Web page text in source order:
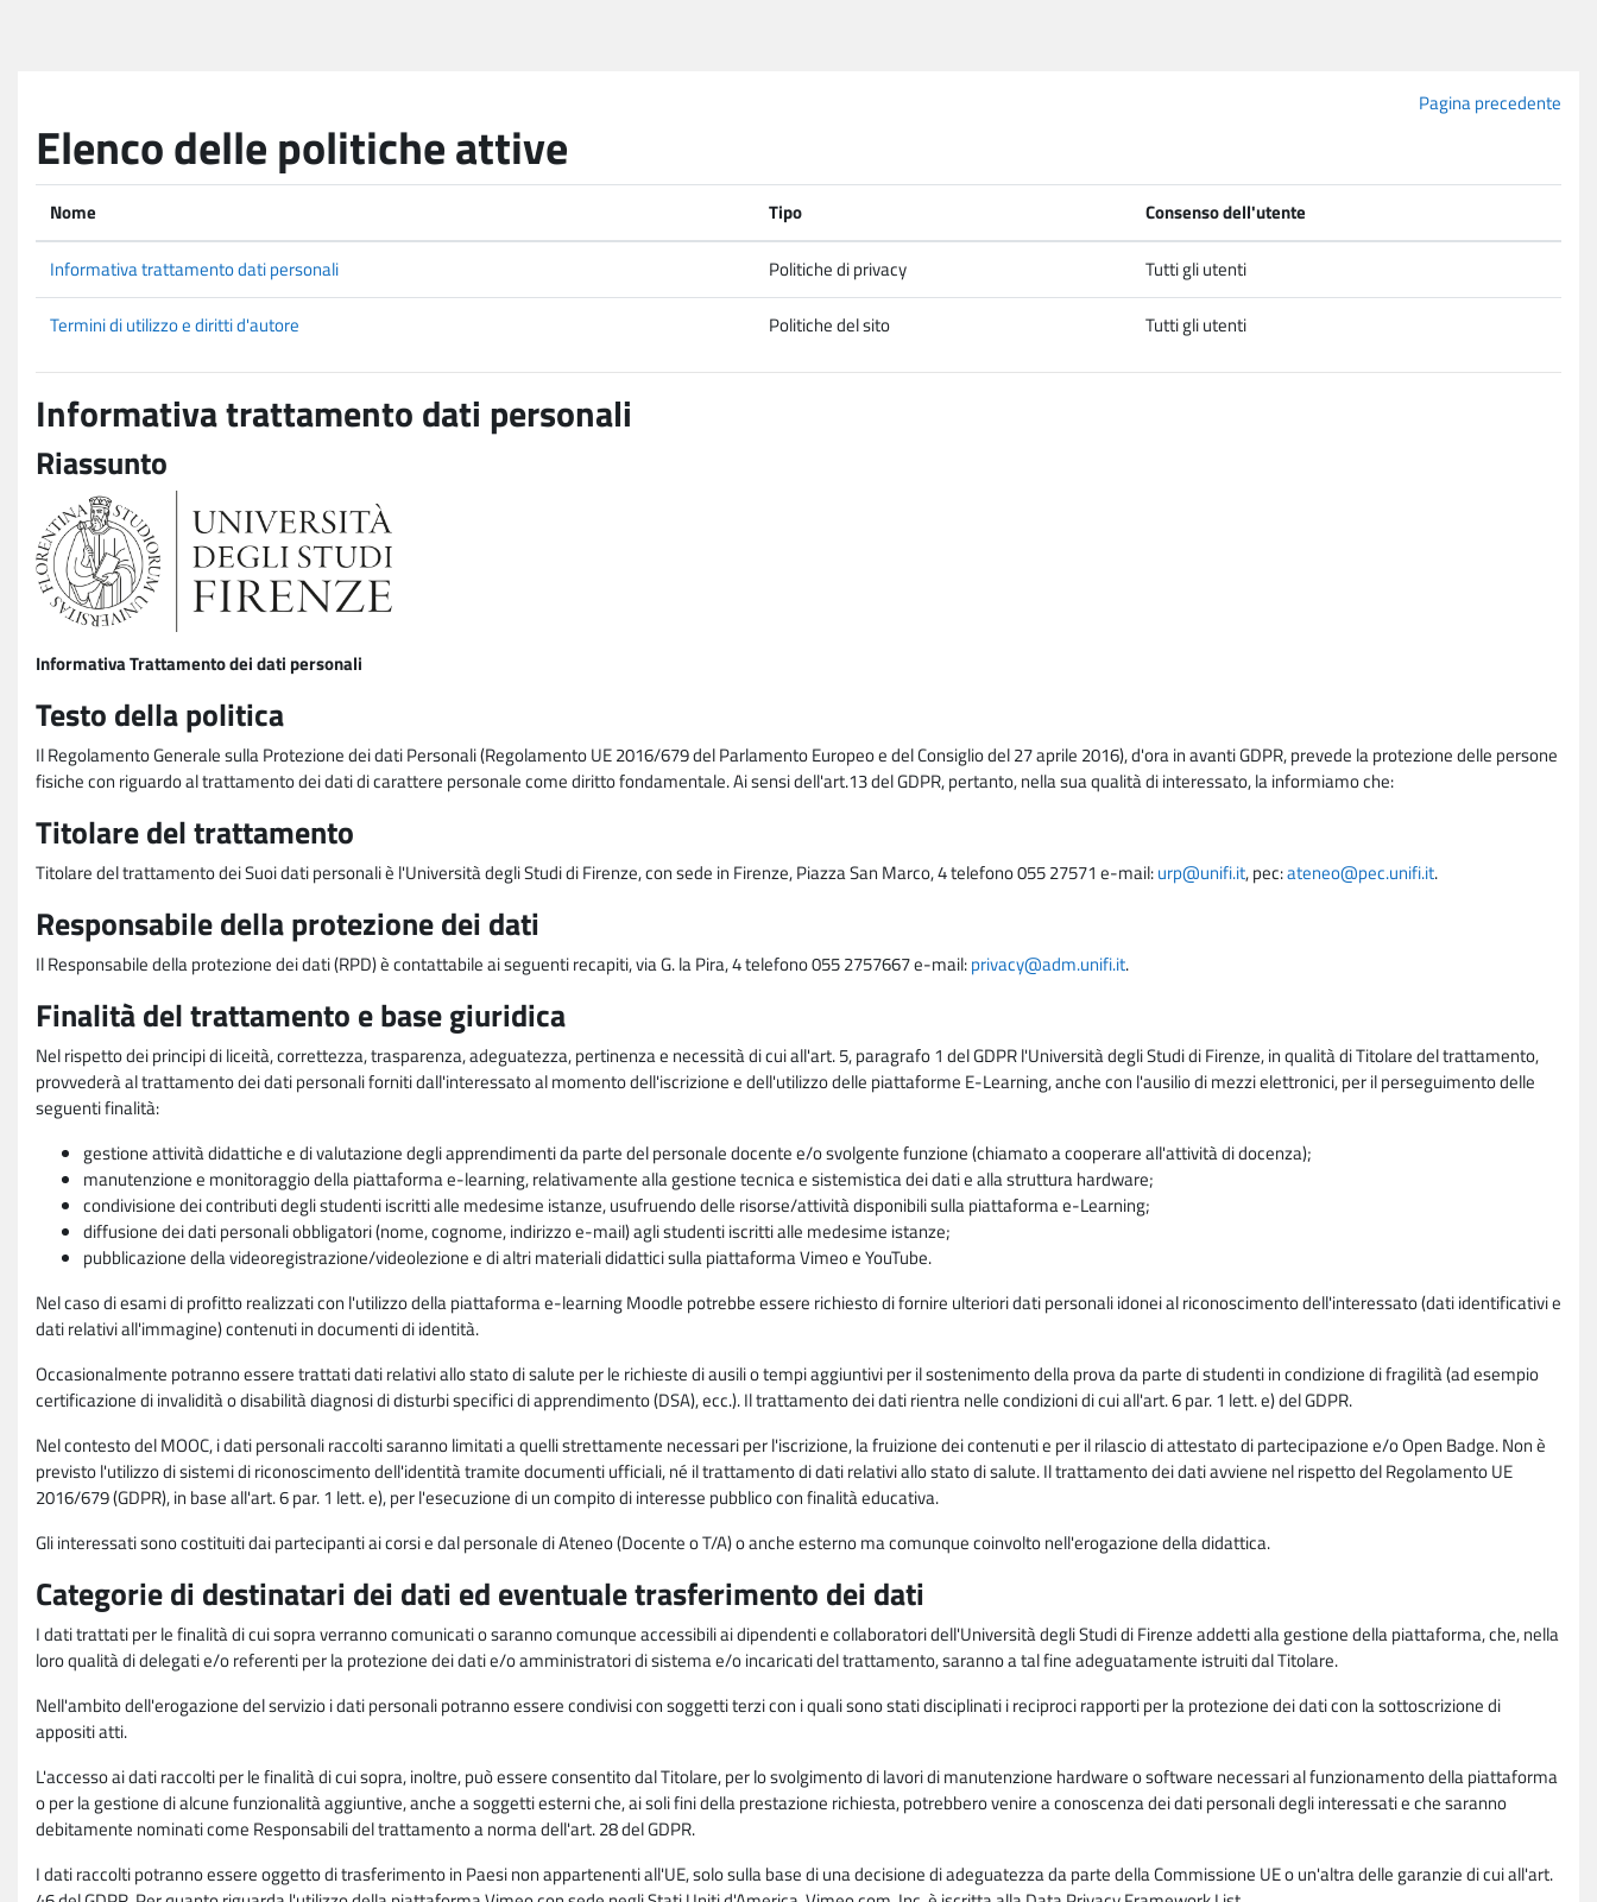
Pagina precedente
Elenco delle politiche attive
Nome Tipo Consenso dell'utente
Informativa trattamento dati personali Politiche di privacy Tutti gli utenti
Termini di utilizzo e diritti d'autore Politiche del sito Tutti gli utenti
Informativa trattamento dati personali
Riassunto
Informativa Trattamento dei dati personali
Testo della politica
Il Regolamento Generale sulla Protezione dei dati Personali (Regolamento UE 2016/679 del Parlamento Europeo e del Consiglio del 27 aprile 2016), d'ora in avanti GDPR, prevede la protezione delle persone
fisiche con riguardo al trattamento dei dati di carattere personale come diritto fondamentale. Ai sensi dell'art.13 del GDPR, pertanto, nella sua qualità di interessato, la informiamo che:
Titolare del trattamento
Titolare del trattamento dei Suoi dati personali è l'Università degli Studi di Firenze, con sede in Firenze, Piazza San Marco, 4 telefono 055 27571 e-mail:urp@unifi.it, pec:ateneo@pec.unifi.it.
Responsabile della protezione dei dati
Il Responsabile della protezione dei dati (RPD) è contattabile ai seguenti recapiti, via G. la Pira, 4 telefono 055 2757667 e-mail:privacy@adm.unifi.it.
Finalità del trattamento e base giuridica
Nel rispetto dei principi di liceità, correttezza, trasparenza, adeguatezza, pertinenza e necessità di cui all'art. 5, paragrafo 1 del GDPR l'Università degli Studi di Firenze, in qualità di Titolare del trattamento,
provvederà al trattamento dei dati personali forniti dall'interessato al momento dell'iscrizione e dell'utilizzo delle piattaforme E-Learning, anche con l'ausilio di mezzi elettronici, per il perseguimento delle
seguenti finalità:
gestione attività didattiche e di valutazione degli apprendimenti da parte del personale docente e/o svolgente funzione (chiamato a cooperare all'attività di docenza);
manutenzione e monitoraggio della piattaforma e-learning, relativamente alla gestione tecnica e sistemistica dei dati e alla struttura hardware;
condivisione dei contributi degli studenti iscritti alle medesime istanze, usufruendo delle risorse/attività disponibili sulla piattaforma e-Learning;
diffusione dei dati personali obbligatori (nome, cognome, indirizzo e-mail) agli studenti iscritti alle medesime istanze;
pubblicazione della videoregistrazione/videolezione e di altri materiali didattici sulla piattaforma Vimeo e YouTube.
Nel caso di esami di profitto realizzati con l'utilizzo della piattaforma e-learning Moodle potrebbe essere richiesto di fornire ulteriori dati personali idonei al riconoscimento dell'interessato (dati identificativi e
dati relativi all'immagine) contenuti in documenti di identità.
Occasionalmente potranno essere trattati dati relativi allo stato di salute per le richieste di ausili o tempi aggiuntivi per il sostenimento della prova da parte di studenti in condizione di fragilità (ad esempio
certificazione di invalidità o disabilità diagnosi di disturbi specifici di apprendimento (DSA), ecc.). Il trattamento dei dati rientra nelle condizioni di cui all'art. 6 par. 1 lett. e) del GDPR.
Nel contesto del MOOC, i dati personali raccolti saranno limitati a quelli strettamente necessari per l'iscrizione, la fruizione dei contenuti e per il rilascio di attestato di partecipazione e/o Open Badge. Non è
previsto l'utilizzo di sistemi di riconoscimento dell'identità tramite documenti ufficiali, né il trattamento di dati relativi allo stato di salute. Il trattamento dei dati avviene nel rispetto del Regolamento UE
2016/679 (GDPR), in base all'art. 6 par. 1 lett. e), per l'esecuzione di un compito di interesse pubblico con finalità educativa.
Gli interessati sono costituiti dai partecipanti ai corsi e dal personale di Ateneo (Docente o T/A) o anche esterno ma comunque coinvolto nell'erogazione della didattica.
Categorie di destinatari dei dati ed eventuale trasferimento dei dati
I dati trattati per le finalità di cui sopra verranno comunicati o saranno comunque accessibili ai dipendenti e collaboratori dell'Università degli Studi di Firenze addetti alla gestione della piattaforma, che, nella
loro qualità di delegati e/o referenti per la protezione dei dati e/o amministratori di sistema e/o incaricati del trattamento, saranno a tal fine adeguatamente istruiti dal Titolare.
Nell'ambito dell'erogazione del servizio i dati personali potranno essere condivisi con soggetti terzi con i quali sono stati disciplinati i reciproci rapporti per la protezione dei dati con la sottoscrizione di
appositi atti.
L'accesso ai dati raccolti per le finalità di cui sopra, inoltre, può essere consentito dal Titolare, per lo svolgimento di lavori di manutenzione hardware o software necessari al funzionamento della piattaforma
o per la gestione di alcune funzionalità aggiuntive, anche a soggetti esterni che, ai soli fini della prestazione richiesta, potrebbero venire a conoscenza dei dati personali degli interessati e che saranno
debitamente nominati come Responsabili del trattamento a norma dell'art. 28 del GDPR.
I dati raccolti potranno essere oggetto di trasferimento in Paesi non appartenenti all'UE, solo sulla base di una decisione di adeguatezza da parte della Commissione UE o un'altra delle garanzie di cui all'art.